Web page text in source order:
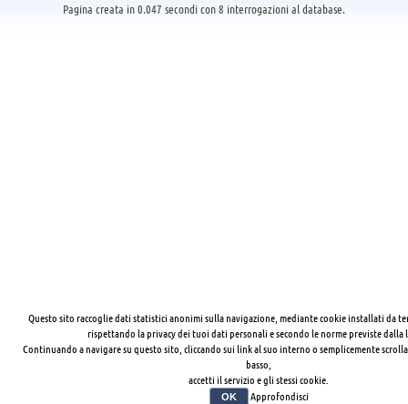
Pagina creata in 0.047 secondi con 8 interrogazioni al database.
Questo sito raccoglie dati statistici anonimi sulla navigazione, mediante cookie installati da
rispettando la privacy dei tuoi dati personali e secondo le norme previste dalla
Continuando a navigare su questo sito, cliccando sui link al suo interno o semplicemente
basso,
accetti il servizio e gli stessi cookie.
OK Approfondisci